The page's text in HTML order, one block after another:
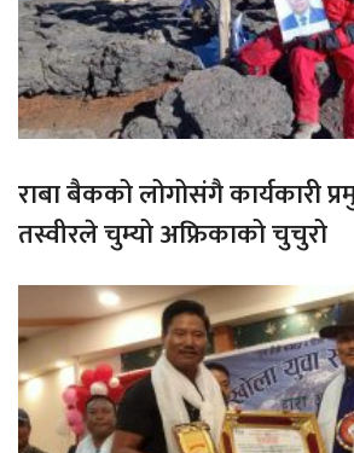
राबा बैकको लोगोसंगै कार्यकारी
तस्वीरले चुम्यो अफ्रिकाको चुचुरो